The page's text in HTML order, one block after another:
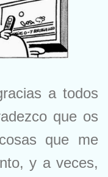
a todos
que os
que me
y a veces,